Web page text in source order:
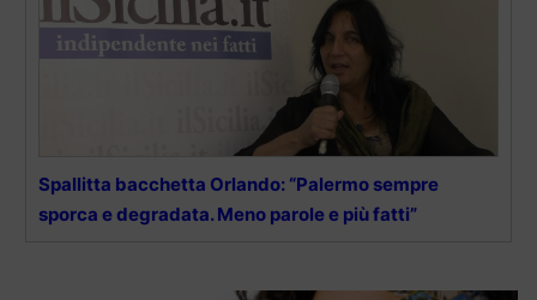
Spallitta bacchetta Orlando: “Palermo sempre
sporca e degradata. Meno parole e più fatti”